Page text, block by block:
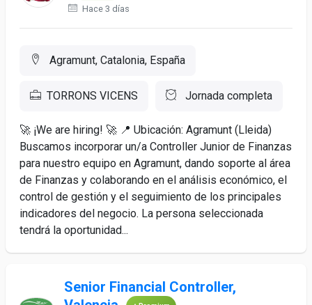
Hace 3 días
Agramunt, Catalonia, España
TORRONS VICENS Jornada completa
🚀 ¡We are hiring! 🚀 📍 Ubicación: Agramunt (Lleida)
Buscamos incorporar un/a Controller Junior de Finanzas
para nuestro equipo en Agramunt, dando soporte al área
de Finanzas y colaborando en el análisis económico, el
control de gestión y el seguimiento de los principales
indicadores del negocio. La persona seleccionada
tendrá la oportunidad...
Senior Financial Controller,